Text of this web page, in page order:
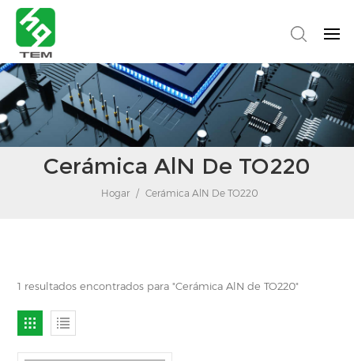
Cerámica AlN De TO220
Hogar / Cerámica AlN De TO220
1 resultados encontrados para "Cerámica AlN de TO220"